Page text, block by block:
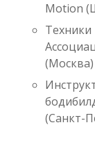
Motion
Техники
(Москва)
(Санкт-